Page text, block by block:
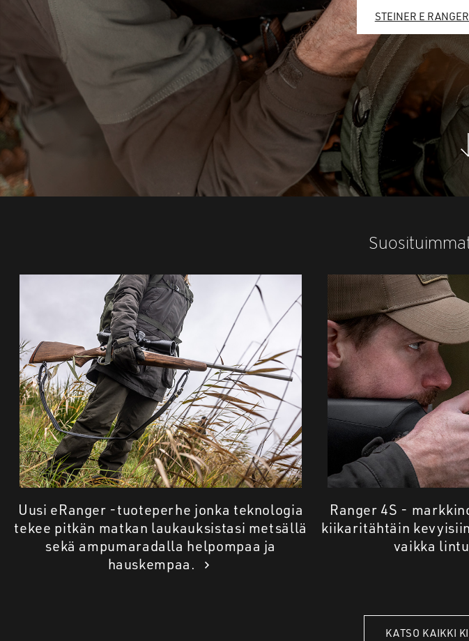
STEINER E
Uusi eRanger -tuoteperhe jonka teknologia
tekee pitkän matkan laukauksistasi metsällä
sekä ampumaradalla helpompaa ja
hauskempaa.
Ranger 4S -
kiikaritähtäin
vaikka
KATSO KAIKKI